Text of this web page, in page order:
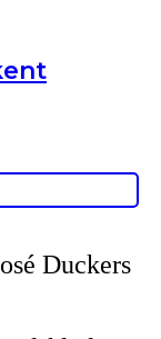
Duckers